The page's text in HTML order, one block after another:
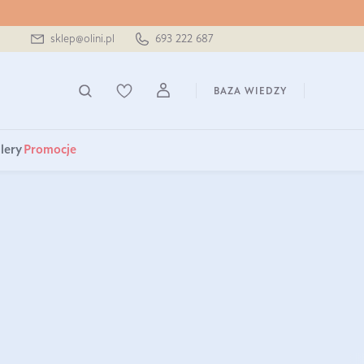
sklep@olini.pl 693 222 687
BAZA WIEDZY
Promocje